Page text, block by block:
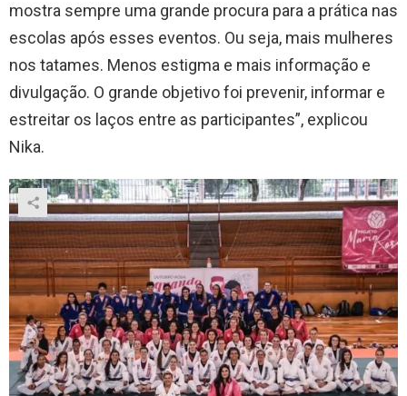
mostra sempre uma grande procura para a prática nas
escolas após esses eventos. Ou seja, mais mulheres
nos tatames. Menos estigma e mais informação e
divulgação. O grande objetivo foi prevenir, informar e
estreitar os laços entre as participantes”, explicou
Nika.